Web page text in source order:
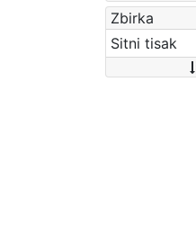
Zbirka
Sitni tisak